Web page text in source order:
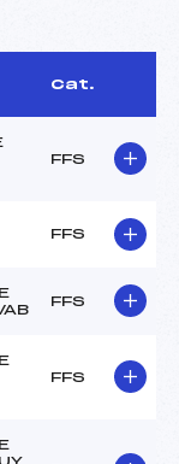
Cat.
FFS
FFS
FFS
FFS